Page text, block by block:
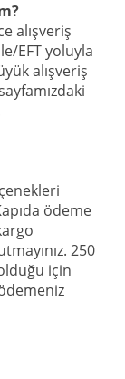
alışveriş
EFT yoluyla
alışveriş
ödeme
250
için